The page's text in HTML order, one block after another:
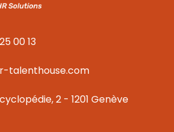
00 13
talenthouse.com
2 - 1201 Genève